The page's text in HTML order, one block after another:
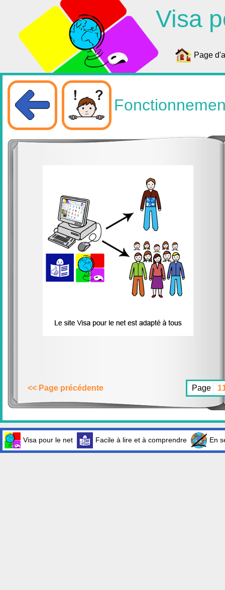
Visa
Page
<< Page précédente Page
Visa pour le net Facile à lire et à comprendre En